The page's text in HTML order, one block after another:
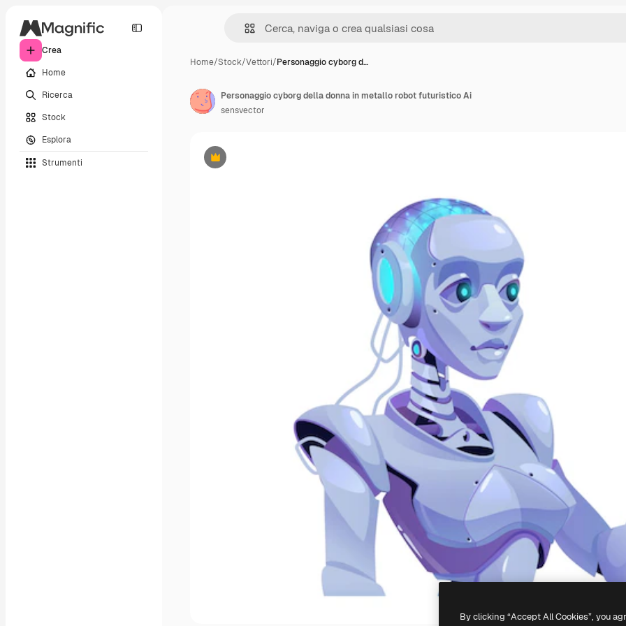
Crea
Home
Ricerca
Stock
Esplora
Strumenti
Home/Stock/Vettori/Personaggio cyborg d…
Premium
Personaggio cyborg della donna in metallo robot futuristico Ai
sensvector
By clicking “Accept All Cookies”, you